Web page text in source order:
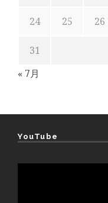
24 25 26
31
« 7月
YouTube